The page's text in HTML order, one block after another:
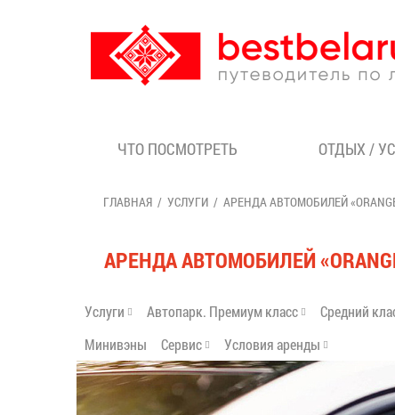
ЧТО ПОСМОТРЕТЬ ОТДЫХ /
ГЛАВНАЯ УСЛУГИ АРЕНДА АВТОМОБИЛЕЙ
АРЕНДА АВТОМОБИЛЕЙ
Услуги Автопарк. Премиум класс Средний
Минивэны
Сервис Условия аренды